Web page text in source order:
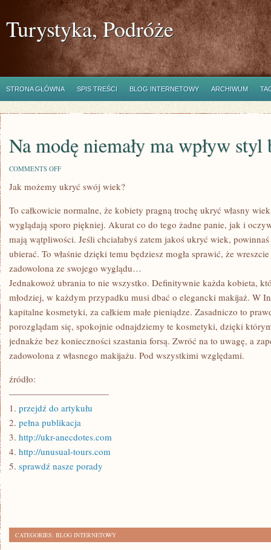
Turystyka, Podróże
STRONA GŁÓWNA SPIS TREŚCI BLOG INTERNETOWY ARCHIWUM
Na modę niemały ma wpływ styl
COMMENTS OFFON
MODĘ
NIEMAŁY
WPŁYW
STYL
BYCIA
CZŁOWIEKA
Jak możemy ukryć swój wiek?
To całkowicie normalne, że kobiety pragną trochę ukryć własny
wyglądają sporo piękniej. Akurat co do tego żadne panie, jak i
mają wątpliwości. Jeśli chciałabyś zatem jakoś ukryć wiek,
ubierać. To właśnie dzięki temu będziesz mogła sprawić, że
zadowolona ze swojego wyglądu…
Jednakowoż ubrania to nie wszystko. Definitywnie każda kobieta,
młodziej, w każdym przypadku musi dbać o elegancki makijaż. W
kapitalne kosmetyki, za całkiem małe pieniądze. Zasadniczo to
porozglądam się, spokojnie odnajdziemy te kosmetyki, dzięki
jednakże bez konieczności szastania forsą. Zwróć na to uwagę, a
zadowolona z własnego makijażu. Pod wszystkimi względami.
źródło:
———————————
1. przejdź do artykułu
2. pełna publikacja
3. http://ukr-anecdotes.com
4. http://unusual-tours.com
5. sprawdź nasze porady
CATEGORIES: BLOG INTERNETOWY